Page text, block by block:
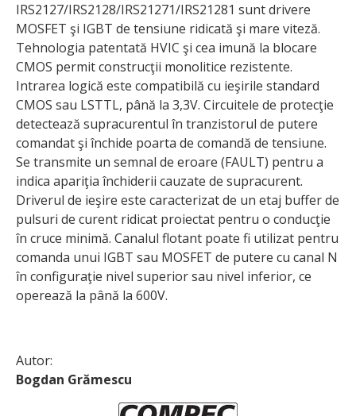
IRS2127/IRS2128/IRS21271/IRS21281 sunt drivere
MOSFET şi IGBT de tensiune ridicată şi mare viteză.
Tehnologia patentată HVIC şi cea imună la blocare
CMOS permit construcţii monolitice rezistente.
Intrarea logică este compatibilă cu ieşirile standard
CMOS sau LSTTL, până la 3,3V. Circuitele de protecţie
detectează supracurentul în tranzistorul de pu­tere
comandat şi închide poarta de comandă de tensiune.
Se transmite un semnal de eroare (FAULT) pentru a
indica apariţia închiderii cauzate de supra­curent.
Driverul de ieşire este caracterizat de un etaj buffer de
pulsuri de curent ridicat proiectat pentru o conducţie
în cruce minimă. Canalul flotant poate fi utilizat pentru
comanda unui IGBT sau MOSFET de putere cu canal N
în configuraţie nivel superior sau nivel inferior, ce
operează la până la 600V.
Autor:
Bogdan Grămescu